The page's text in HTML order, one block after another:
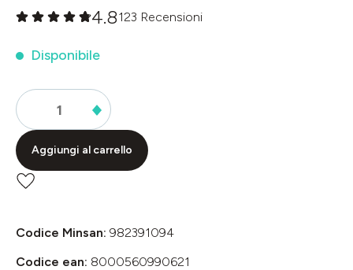
4.8123 Recensioni
Disponibile
Aggiungi al carrello
Codice Minsan: 982391094
Codice ean: 8000560990621